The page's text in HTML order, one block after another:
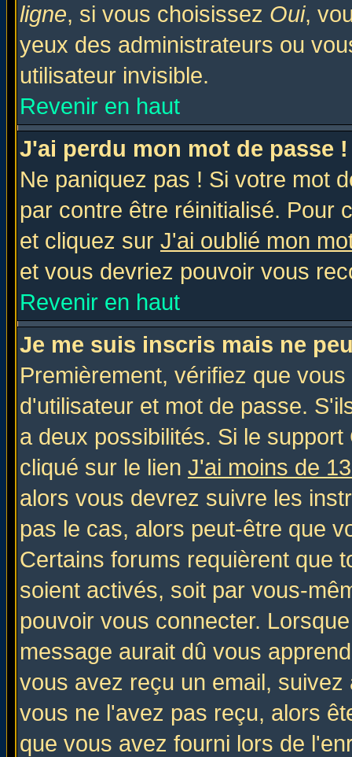
ligne, si vous choisissez Oui,
yeux des administrateurs ou
utilisateur invisible.
Revenir en haut
J'ai perdu mon mot de passe !
Ne paniquez pas ! Si votre mot
par contre être réinitialisé. Pour
et cliquez sur J'ai oublié mon
et vous devriez pouvoir vous
Revenir en haut
Je me suis inscris mais ne
Premièrement, vérifiez que
d'utilisateur et mot de passe.
a deux possibilités. Si le
cliqué sur le lien J'ai moins de
alors vous devrez suivre les
pas le cas, alors peut-être que
Certains forums requièrent que
soient activés, soit par vous-
pouvoir vous connecter.
message aurait dû vous
vous avez reçu un email,
vous ne l'avez pas reçu, alors
que vous avez fourni lors de